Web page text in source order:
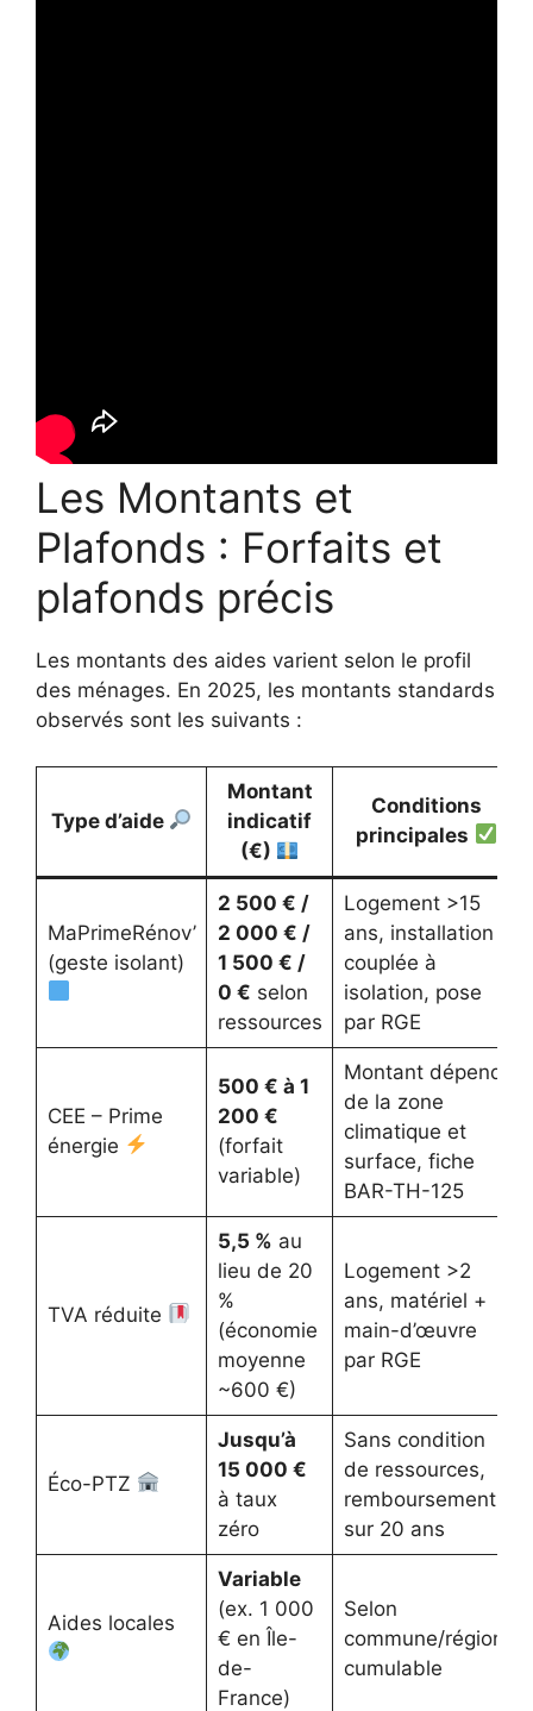
Les Montants et
Plafonds : Forfaits et
plafonds précis
Les montants des aides varient selon le profil
des ménages. En 2025, les montants standards
observés sont les suivants :
Type d’aide
Montant
indicatif
(€)
Conditions
principales
MaPrimeRénov’
(geste isolant)
2 500 € /
2 000 € /
1 500 € /
0 € selon
ressources
Logement >15
ans, installation
couplée à
isolation, pose
par RGE
CEE – Prime
énergie
500 € à 1
200 €
(forfait
variable)
Montant dépend
de la zone
climatique et
surface, fiche
BAR-TH-125
TVA réduite
5,5 % au
lieu de 20
%
(économie
moyenne
~600 €)
Logement >2
ans, matériel +
main-d’œuvre
par RGE
Éco-PTZ
Jusqu’à
15 000 €
à taux
zéro
Sans condition
de ressources,
remboursement
sur 20 ans
Aides locales
Variable
(ex. 1 000
€ en Île-
de-
France)
Selon
commune/région,
cumulable